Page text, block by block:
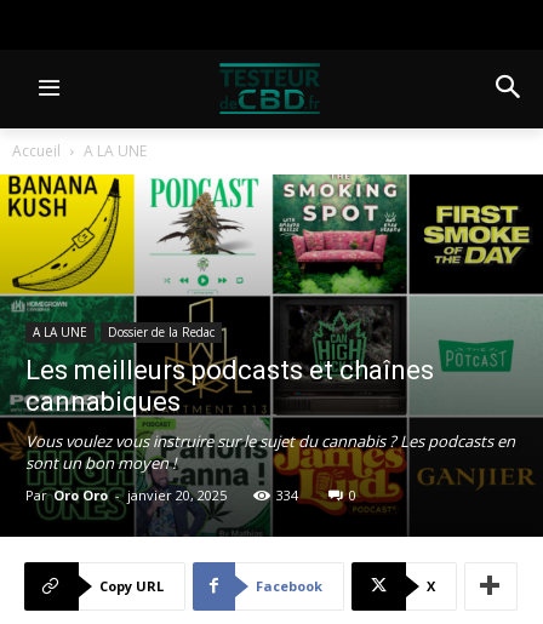
Accueil A LA UNE
A LA UNE Dossier de la Redac
Les meilleurs podcasts et chaînes
cannabiques
Vous voulez vous instruire sur le sujet du cannabis ? Les podcasts en
sont un bon moyen !
Par Oro Oro - janvier 20, 2025 334 0
Copy URL Facebook X